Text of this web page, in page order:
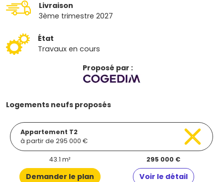
Livraison
3ème trimestre 2027
État
Travaux en cours
Proposé par :
Logements neufs proposés
Appartement T2
à partir de 295 000 €
43.1 m² 295 000 €
Demander le plan Voir le détail